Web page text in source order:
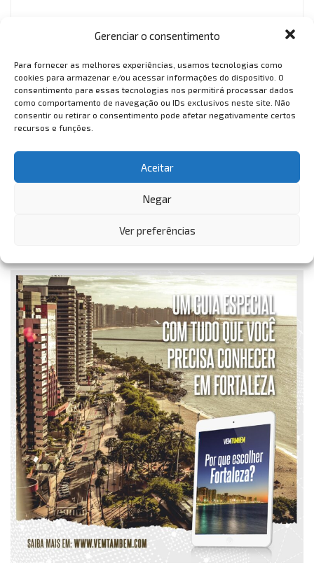
Gerenciar o consentimento
Para fornecer as melhores experiências, usamos tecnologias como
cookies para armazenar e/ou acessar informações do dispositivo. O
consentimento para essas tecnologias nos permitirá processar dados
como comportamento de navegação ou IDs exclusivos neste site. Não
consentir ou retirar o consentimento pode afetar negativamente certos
recursos e funções.
Aceitar
Negar
Ver preferências